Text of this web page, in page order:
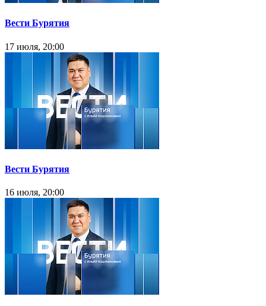
Вести Бурятия
17 июля, 20:00
Вести Бурятия
16 июля, 20:00